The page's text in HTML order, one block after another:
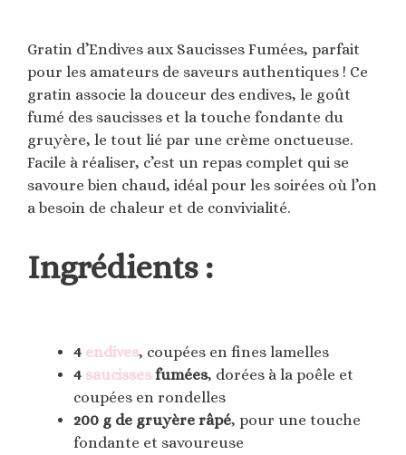
Gratin d’Endives aux Saucisses Fumées, parfait
pour les amateurs de saveurs authentiques ! Ce
gratin associe la douceur des endives, le goût
fumé des saucisses et la touche fondante du
gruyère, le tout lié par une crème onctueuse.
Facile à réaliser, c’est un repas complet qui se
savoure bien chaud, idéal pour les soirées où l’on
a besoin de chaleur et de convivialité.
Ingrédients :
4 endives, coupées en fines lamelles
4 saucisses fumées, dorées à la poêle et
coupées en rondelles
200 g de gruyère râpé, pour une touche
fondante et savoureuse